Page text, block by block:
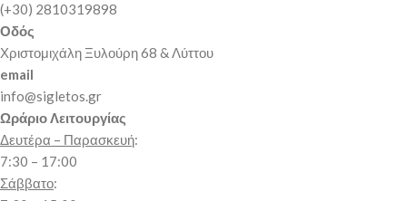
(+30) 2810319898
Οδός
Χριστομιχάλη Ξυλούρη 68 & Λύττου
email
info@sigletos.gr
Ωράριο Λειτουργίας
Δευτέρα – Παρασκευή:
7:30 – 17:00
Σάββατο: